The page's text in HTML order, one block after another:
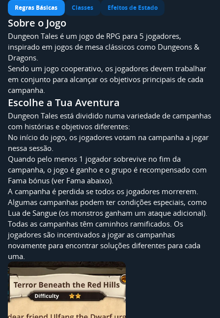
Regras Básicas Classes Efeitos de Estado
Sobre o Jogo
Dungeon Tales é um jogo de RPG para 5 jogadores,
inspirado em jogos de mesa clássicos como Dungeons &
Dragons.
Sendo um jogo cooperativo, os jogadores devem trabalhar
em conjunto para alcançar os objetivos principais de cada
campanha.
Escolhe a Tua Aventura
Dungeon Tales está dividido numa variedade de campanhas
com histórias e objetivos diferentes:
No início do jogo, os jogadores votam na campanha a jogar
nessa sessão.
Quando pelo menos 1 jogador sobrevive no fim da
campanha, o jogo é ganho e o grupo é recompensado com
Fama bónus (ver Fama abaixo).
A campanha é perdida se todos os jogadores morrerem.
Algumas campanhas podem ter condições especiais, como
Lua de Sangue (os monstros ganham um ataque adicional).
Todas as campanhas têm caminhos ramificados. Os
jogadores são incentivados a jogar as campanhas
novamente para encontrar soluções diferentes para cada
uma.